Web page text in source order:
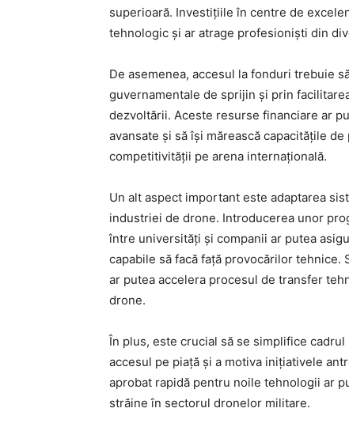
superioară. Investițiile în centre de
tehnologic și ar atrage profesioniști din
De asemenea, accesul la fonduri trebuie
guvernamentale de sprijin și prin
dezvoltării. Aceste resurse financiare ar
avansate și să își mărească capacitățile
competitivității pe arena internațională.
Un alt aspect important este adaptarea
industriei de drone. Introducerea unor
între universități și companii ar putea
capabile să facă față provocărilor
ar putea accelera procesul de transfer
drone.
În plus, este crucial să se simplifice
accesul pe piață și a motiva inițiativele
aprobat rapidă pentru noile tehnologii ar
străine în sectorul dronelor militare.